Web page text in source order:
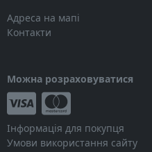
Адреса на мапі
Контакти
Можна розраховуватися
Інформація для покупця
Умови використання сайту